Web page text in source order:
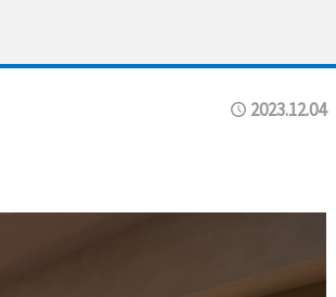
2023.12.04